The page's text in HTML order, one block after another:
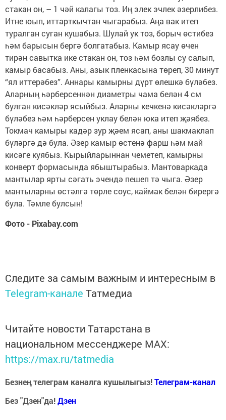
стакан он, – 1 чәй калагы тоз. Иң элек эчлек әзерлибез.
Итне юып, иттарткычтан чыгарабыз. Аңа вак итеп
туралган суган кушабыз. Шулай ук тоз, борыч өстибез
һәм барысын бергә болгатабыз. Камыр ясау өчен
тирән савытка ике стакан он, тоз һәм бозлы су салып,
камыр басабыз. Аны, азык пленкасына төреп, 30 минут
“ял иттерәбез”. Аннары камырны дүрт өлешкә бүләбез.
Аларның һәрберсеннән диаметры чама белән 4 см
булган кисәкләр ясыйбыз. Аларны кечкенә кисәкләргә
бүләбез һәм һәрберсен уклау белән юка итеп җәябез.
Токмач камыры кадәр зур җәем ясап, аны шакмаклап
бүләргә дә була. Әзер камыр өстенә фарш һәм май
кисәге куябыз. Кырыйларыннан чеметеп, камырны
конверт формасында ябыштырабыз. Мантоваркада
мантылар ярты сәгать эчендә пешеп тә чыга. Әзер
мантыларны өстәлгә төрле соус, каймак белән бирергә
була. Тәмле булсын!
Фото - Pixabay.com
Следите за самым важным и интересным в
Telegram-канале Татмедиа
Читайте новости Татарстана в
национальном мессенджере MАХ:
https://max.ru/tatmedia
Безнең телеграм каналга кушылыгыз!Телеграм-канал
Без "Дзен"да!Дзен